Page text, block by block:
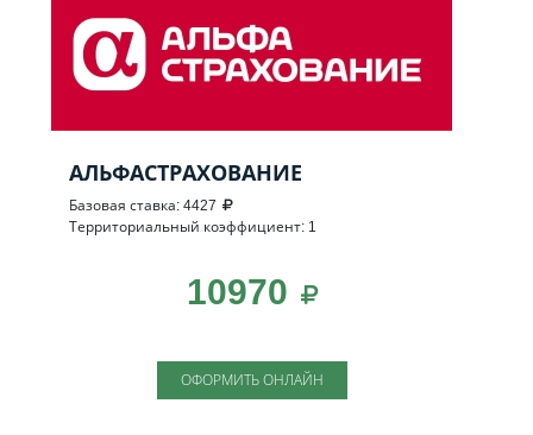
АЛЬФАСТРАХОВАНИЕ
Базовая ставка: 4427
Территориальный коэффициент: 1
10970
ОФОРМИТЬ ОНЛАЙН